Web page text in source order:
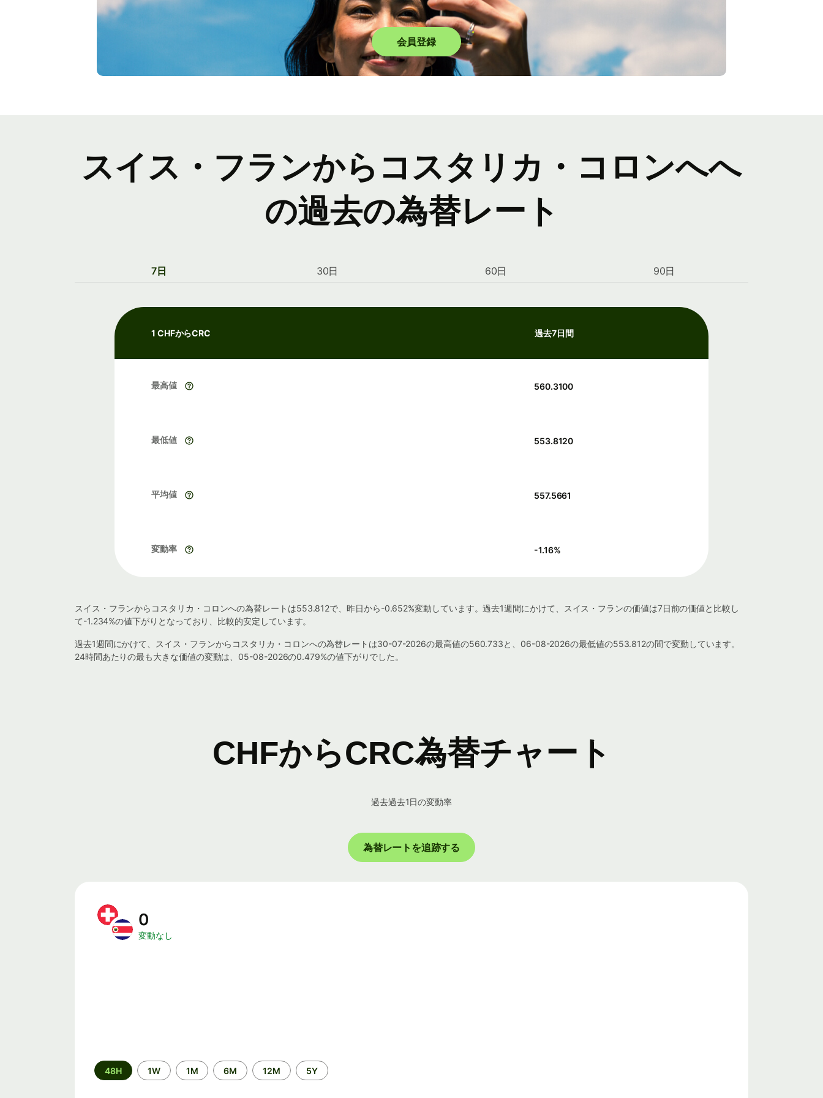
会員登録
スイス・フランからコスタリカ・コロンへへ
の過去の為替レート
7日 30日 60日 90日
1 CHFからCRC 過去7日間
最高値 560.3100
最低値 553.8120
平均値 557.5661
変動率 -1.16%
スイス・フランからコスタリカ・コロンへの為替レートは553.812で、昨日から-0.652%変動しています。過去1週間にかけて、スイス・フランの価値は7日前の価値と比較し
て-1.234%の値下がりとなっており、比較的安定しています。
過去1週間にかけて、スイス・フランからコスタリカ・コロンへの為替レートは30-07-2026の最高値の560.733と、06-08-2026の最低値の553.812の間で変動しています。
24時間あたりの最も大きな価値の変動は、05-08-2026の0.479%の値下がりでした。
CHFからCRC為替チャート
過去過去1日の変動率
為替レートを追跡する
0
変動なし
期
間
48H 1W 1M 6M 12M 5Y